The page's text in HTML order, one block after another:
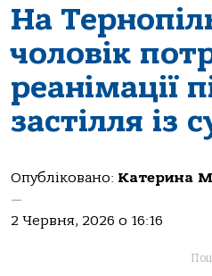
На
чоловік
реанімації
застілля із
Опубліковано: Катерина
—
2 Червня, 2026 о 16:16